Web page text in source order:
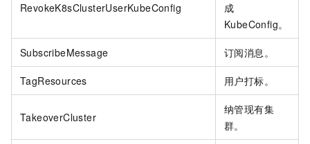
RevokeK8sClusterUserKubeConfig
成
KubeConfig。
SubscribeMessage 订阅消息。
TagResources 用户打标。
TakeoverCluster
纳管现有集
群。